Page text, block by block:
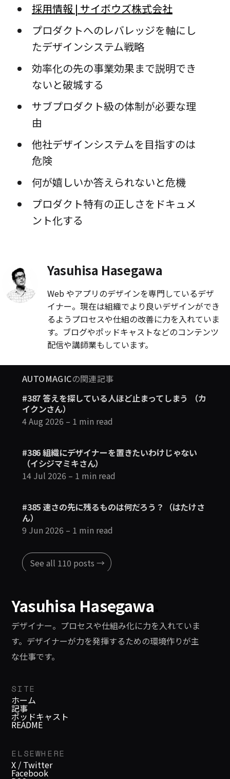
採用情報 | サイボウズ株式会社
プロダクトへのレバレッジを軸にし
たデザインシステム戦略
効率化の先の事業効果まで説明でき
ないと破城する
サブプロダクト級の体制が必要な理
由
他社デザインシステムを目指すのは
危険
何が嬉しいか答えられないと危機
プロダクト特有の正しさをドキュメ
ント化する
Yasuhisa Hasegawa
Web やアプリのデザインを専門しているデザ
イナー。現在は組織でより良いデザインができ
るようプロセスや仕組の改善に力を入れていま
す。ブログやポッドキャストなどのコンテンツ
配信や講師業もしています。
AUTOMAGICの関連記事
#387 答えを探している人ほど止まってしまう （カ
イクンさん）
4 Aug 2026 – 1 min read
#386 組織にデザイナーを置きたいわけじゃない
（イシジマミキさん）
14 Jul 2026 – 1 min read
#385 速さの先に残るものは何だろう？（はたけさ
ん）
9 Jun 2026 – 1 min read
See all 110 posts →
Yasuhisa Hasegawa
デザイナー。プロセスや仕組み化に力を入れていま
す。デザイナーが力を発揮するための環境作りが主
な仕事です。
SITE
ホーム
記事
ポッドキャスト
README
ELSEWHERE
X / Twitter
Facebook